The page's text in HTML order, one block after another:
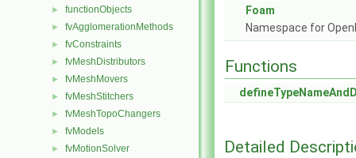
► functionObjects
► fvAgglomerationMethods
► fvConstraints
► fvMeshDistributors
► fvMeshMovers
► fvMeshStitchers
► fvMeshTopoChangers
► fvModels
► fvMotionSolver
Foam
Namespace for
Functions
Detailed